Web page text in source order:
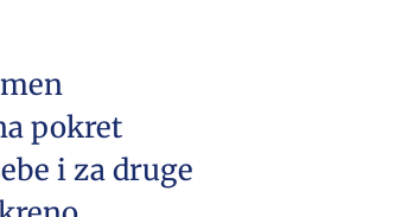
pokret
i za druge